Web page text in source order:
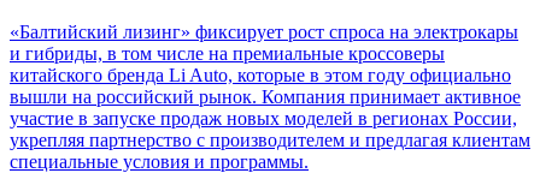
«Балтийский лизинг» фиксирует рост спроса на электрокары
и гибриды, в том числе на премиальные кроссоверы
китайского бренда Li Auto, которые в этом году официально
вышли на российский рынок. Компания принимает активное
участие в запуске продаж новых моделей в регионах России,
укрепляя партнерство с производителем и предлагая клиентам
специальные условия и программы.